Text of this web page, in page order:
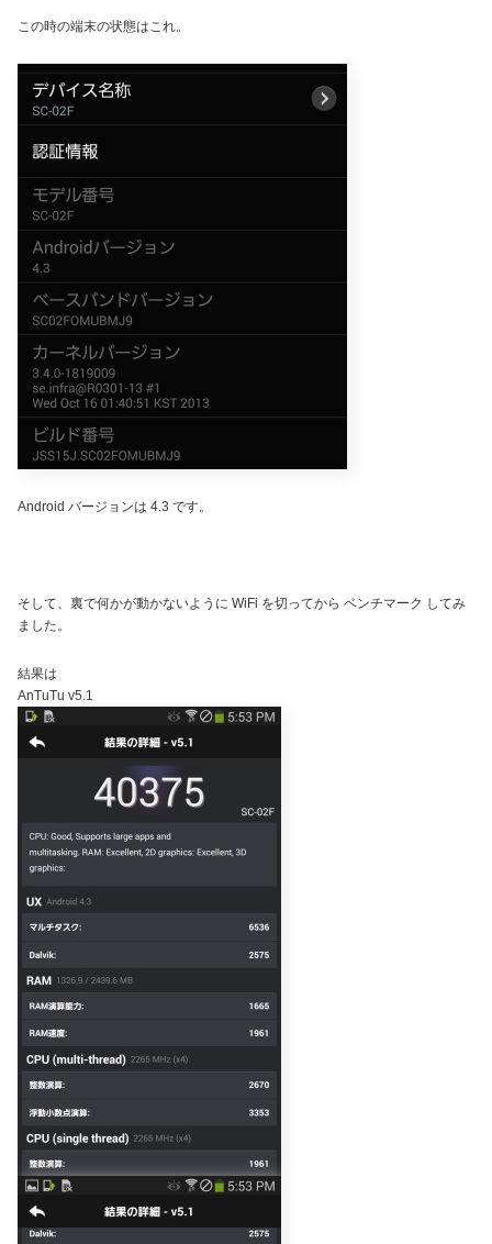
この時の端末の状態はこれ。
Android バージョンは 4.3 です。
そして、裏で何かが動かないように WiFi を切ってから ベンチマーク してみ
ました。
結果は
AnTuTu v5.1